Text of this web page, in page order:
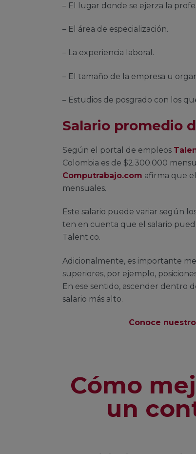
– El lugar donde se ejerza la
– El área de especialización.
– La experiencia laboral.
– El tamaño de la empresa u
– Estudios de posgrado con los
Salario promedio
Según el portal de empleos
Colombia es de $2.300.000
Computrabajo.com afirma que
mensuales.
Este salario puede variar según
ten en cuenta que el salario
Talent.co.
Adicionalmente, es importante
superiores, por ejemplo,
En ese sentido, ascender dentro
salario más alto.
Conoce
Cómo
un